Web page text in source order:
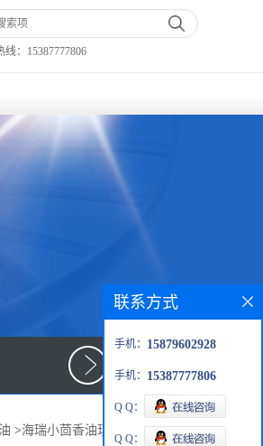
： 15387777806
>海瑞小茴香油现货供应量大从优
联系方式
手机： 15879602928
手机： 15387777806
Q Q：
Q Q：